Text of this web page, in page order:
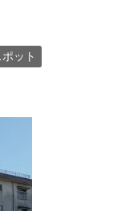
ット